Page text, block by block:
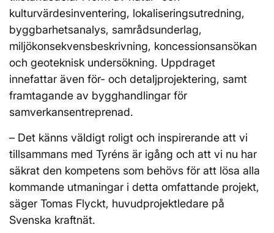
kulturvärdesinventering, lokaliseringsutredning,
byggbarhetsanalys, samrådsunderlag,
miljökonsekvensbeskrivning, koncessionsansökan
och geoteknisk undersökning. Uppdraget
innefattar även för- och detaljprojektering, samt
framtagande av bygghandlingar för
samverkansentreprenad.
– Det känns väldigt roligt och inspirerande att vi
tillsammans med Tyréns är igång och att vi nu har
säkrat den kompetens som behövs för att lösa alla
kommande utmaningar i detta omfattande projekt,
säger Tomas Flyckt, huvudprojektledare på
Svenska kraftnät.